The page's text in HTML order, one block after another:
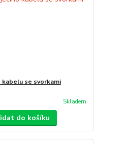
kabelu se svorkami
Skladem
do košíku